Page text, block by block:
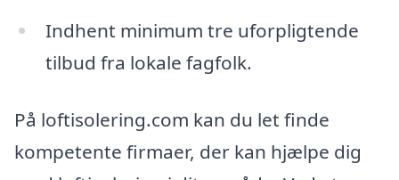
Indhent minimum tre uforpligtende
tilbud fra lokale fagfolk.
På loftisolering.com kan du let finde
kompetente firmaer, der kan hjælpe dig